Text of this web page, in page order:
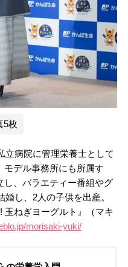
5枚
立病院に管理栄養士として
デル事務所にも所属す
し、バラエティー番組やグ
し、2人の子供を出産。
玉ねぎヨーグルト』（マキ
morisaki-yuki/